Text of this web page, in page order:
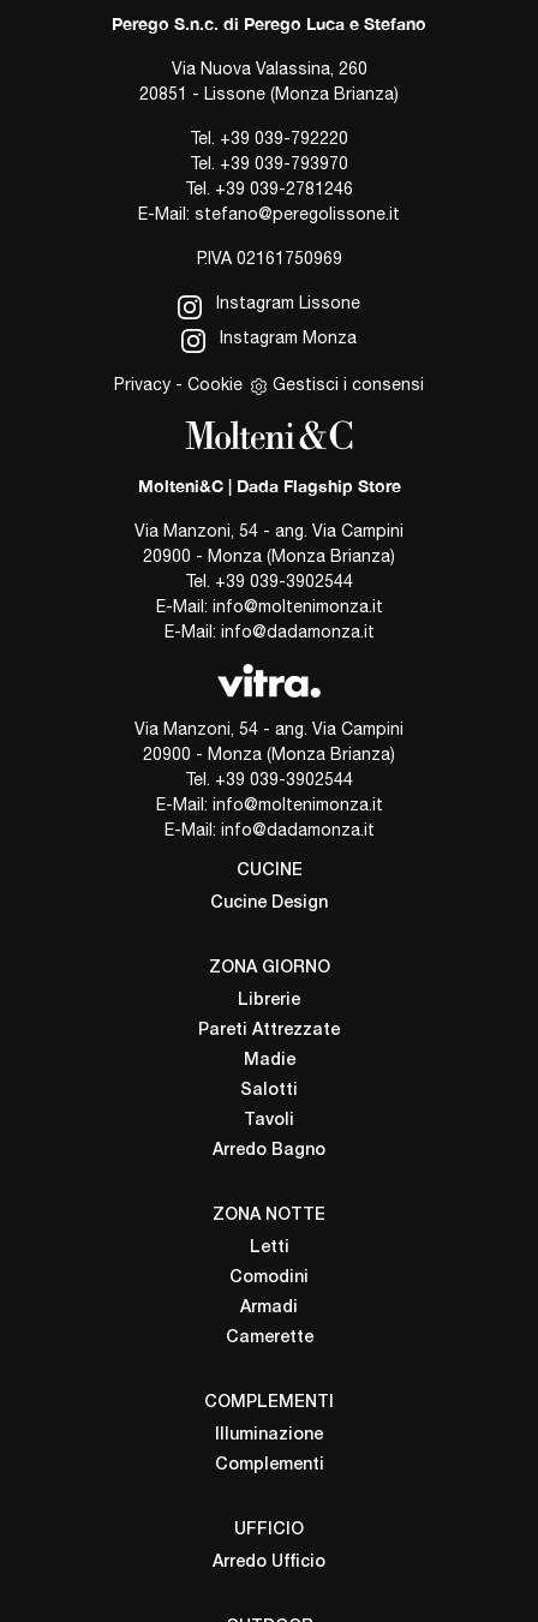
Perego S.n.c. di Perego Luca e Stefano
Via Nuova Valassina, 260
20851 - Lissone (Monza Brianza)
Tel. +39 039-792220
Tel. +39 039-793970
Tel. +39 039-2781246
E-Mail: stefano@peregolissone.it
P.IVA 02161750969
Instagram Lissone
Instagram Monza
Privacy - Cookie Gestisci i consensi
Molteni&C | Dada Flagship Store
Via Manzoni, 54 - ang. Via Campini
20900 - Monza (Monza Brianza)
Tel. +39 039-3902544
E-Mail: info@moltenimonza.it
E-Mail: info@dadamonza.it
Via Manzoni, 54 - ang. Via Campini
20900 - Monza (Monza Brianza)
Tel. +39 039-3902544
E-Mail: info@moltenimonza.it
E-Mail: info@dadamonza.it
CUCINE
Cucine Design
ZONA GIORNO
Librerie
Pareti Attrezzate
Madie
Salotti
Tavoli
Arredo Bagno
ZONA NOTTE
Letti
Comodini
Armadi
Camerette
COMPLEMENTI
Illuminazione
Complementi
UFFICIO
Arredo Ufficio